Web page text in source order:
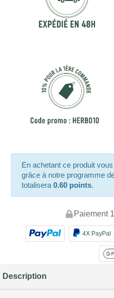
En achetant ce produit
grâce à notre programme
totalisera0.60 points.
Paiement
4X PayPal
Description